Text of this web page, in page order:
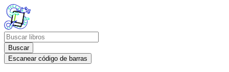
Buscar
Escanear código de barras